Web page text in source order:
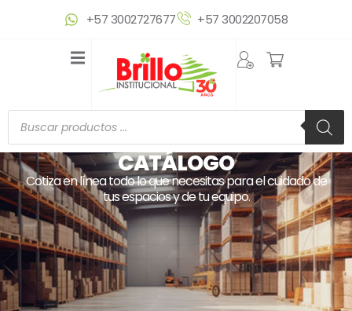
+57 3002727677 +57 3002207058
de
productos
CATÁLOGO
Cotiza en línea todo lo que necesitas para el cuidado de
tus espacios y de tu equipo.